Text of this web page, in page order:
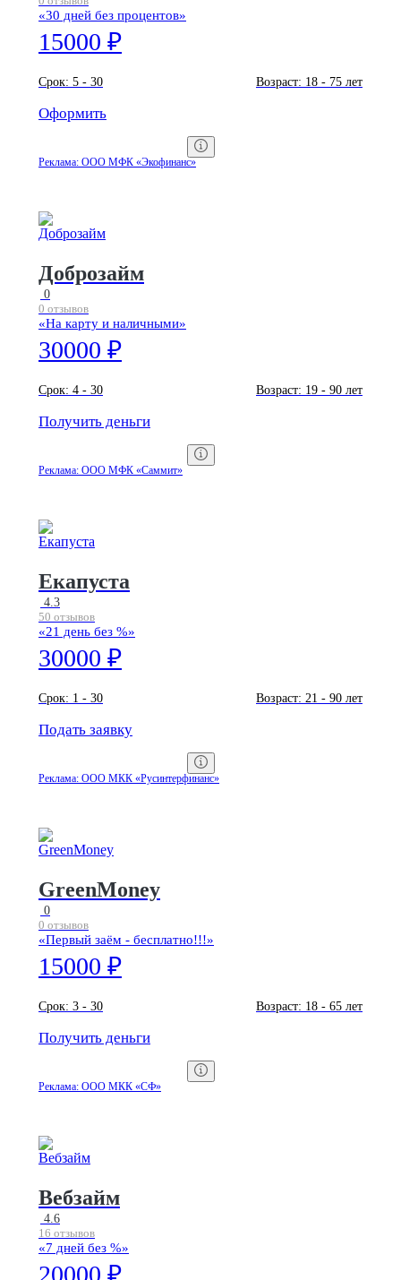
«30 дней без процентов»
15000 ₽
Срок: 5 - 30 Возраст: 18 - 75 лет
Оформить
Реклама: ООО МФК «Экофинанс»
Доброзайм
0
0 отзывов
«На карту и наличными»
30000 ₽
Срок: 4 - 30 Возраст: 19 - 90 лет
Получить деньги
Реклама: ООО МФК «Саммит»
Екапуста
4.3
50 отзывов
«21 день без %»
30000 ₽
Срок: 1 - 30 Возраст: 21 - 90 лет
Подать заявку
Реклама: ООО МКК «Русинтерфинанс»
GreenMoney
0
0 отзывов
«Первый заём - бесплатно!!!»
15000 ₽
Срок: 3 - 30 Возраст: 18 - 65 лет
Получить деньги
Реклама: ООО МКК «СФ»
Вебзайм
4.6
16 отзывов
«7 дней без %»